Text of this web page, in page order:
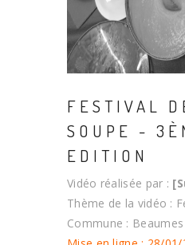
FESTIVAL
SOUPE -
EDITION
Vidéo réalisée par :
Thème de la vidéo :
Commune :